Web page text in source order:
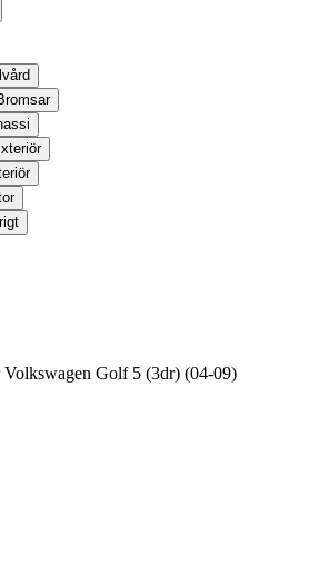
Golf 5 (3dr) (04-09)